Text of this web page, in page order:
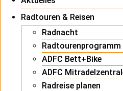
Radtouren & Reisen
Radnacht
Radtourenprogramm
ADFC Bett+Bike
ADFC
Radreise planen